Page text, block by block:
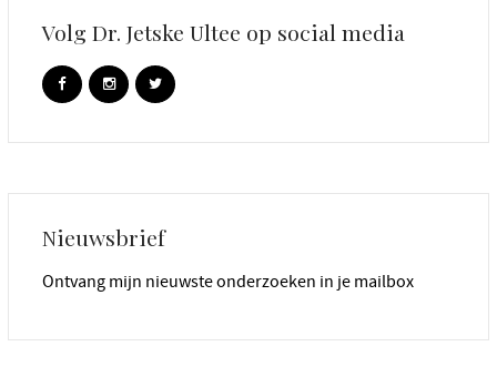
Volg Dr. Jetske Ultee op social media
Nieuwsbrief
Ontvang mijn nieuwste onderzoeken in je mailbox